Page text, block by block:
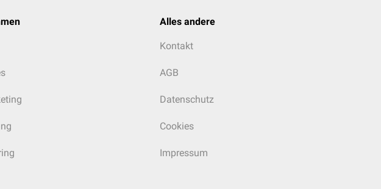
Alles andere
Kontakt
AGB
Datenschutz
Cookies
Impressum